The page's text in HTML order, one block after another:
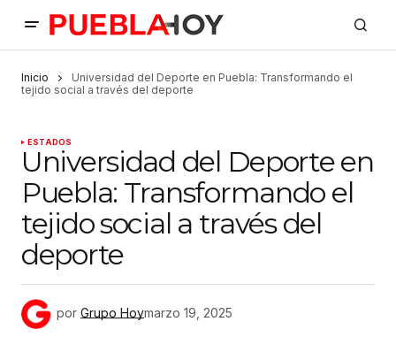
Inicio
Universidad del Deporte en Puebla: Transformando el
tejido social a través del deporte
ESTADOS
Universidad del Deporte en
Puebla: Transformando el
tejido social a través del
deporte
por Grupo Hoymarzo 19, 2025